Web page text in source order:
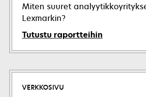
Miten suuret
Lexmarkin?
Tutustu raportteihin
VERKKOSIVU